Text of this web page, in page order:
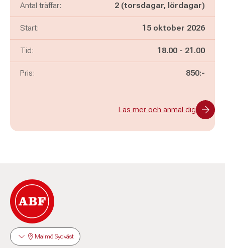
Antal träffar: 2 (torsdagar, lördagar)
Start: 15 oktober 2026
Tid: Pågår mellan
18.00 - och
21.00
Pris: 850:-
Läs mer och anmäl dig
Malmö Sydväst